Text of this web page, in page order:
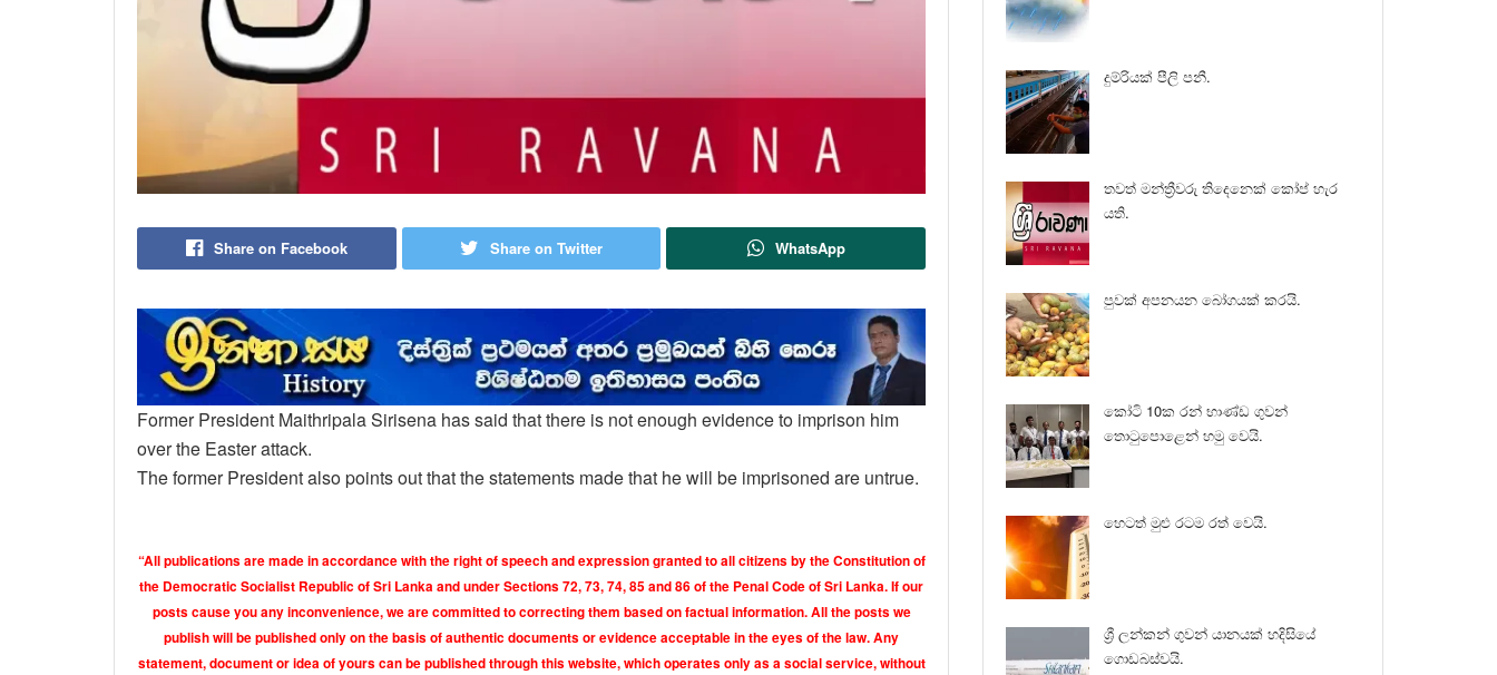
Share on Facebook Share on Twitter WhatsApp
Former President Maithripala Sirisena has said that there is not enough evidence to imprison him
over the Easter attack.
The former President also points out that the statements made that he will be imprisoned are untrue.
“All publications are made in accordance with the right of speech and expression granted to all citizens by the Constitution of
the Democratic Socialist Republic of Sri Lanka and under Sections 72, 73, 74, 85 and 86 of the Penal Code of Sri Lanka. If our
posts cause you any inconvenience, we are committed to correcting them based on factual information. All the posts we
publish will be published only on the basis of authentic documents or evidence acceptable in the eyes of the law. Any
statement, document or idea of yours can be published through this website, which operates only as a social service, without
දුම්රියක් පීලි පනී.
තවත් මන්ත්‍රීවරු තිදෙනෙක් කෝප් හැර
යති.
පුවක් අපනයන බෝගයක් කරයි.
කෝටි 10ක රන් භාණ්ඩ ගුවන්
තොටුපොළෙන් හමු වෙයි.
හෙටත් මුළු රටම රත් වෙයි.
ශ්‍රී ලන්කන් ගුවන් යානයක් හදිසියේ
ගොඩබස්වයි.